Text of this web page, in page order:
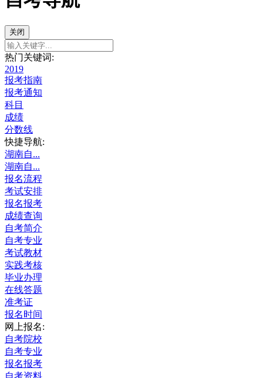
关闭
热门关键词:
2019
报考指南
报考通知
科目
成绩
分数线
快捷导航:
湖南自...
湖南自...
报名流程
考试安排
报名报考
成绩查询
自考简介
自考专业
考试教材
实践考核
毕业办理
在线答题
准考证
报名时间
网上报名:
自考院校
自考专业
报名报考
自考资料